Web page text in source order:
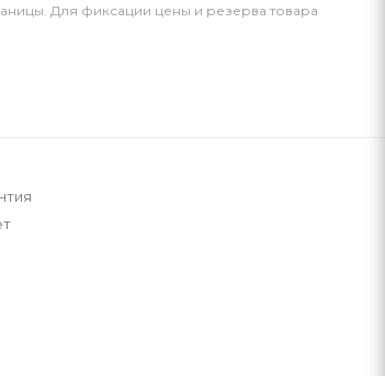
Для фиксации цены и резерва товара